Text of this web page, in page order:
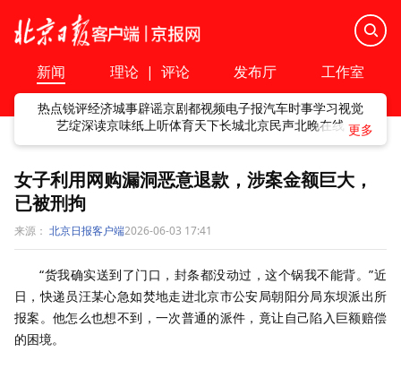
新闻 理论 | 评论 发布厅 工作室
热点锐评经济城事辟谣京剧都视频电子报汽车时事学习视觉
艺绽深读京味纸上听体育天下长城北京民声北晚在线
女子利用网购漏洞恶意退款，涉案金额巨大，
已被刑拘
来源： 北京日报客户端2026-06-03 17:41
“货我确实送到了门口，封条都没动过，这个锅我不能背。”近
日，快递员汪某心急如焚地走进北京市公安局朝阳分局东坝派出所
报案。他怎么也想不到，一次普通的派件，竟让自己陷入巨额赔偿
的困境。